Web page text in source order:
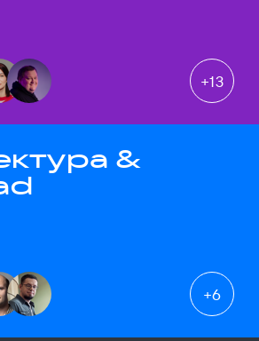
+13
&
+6